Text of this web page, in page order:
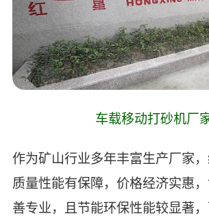
车载移动打砂机厂
作为矿山行业多年丰富生产厂家
质量性能有保障，价格经济实惠
善专业，且节能环保性能较显著